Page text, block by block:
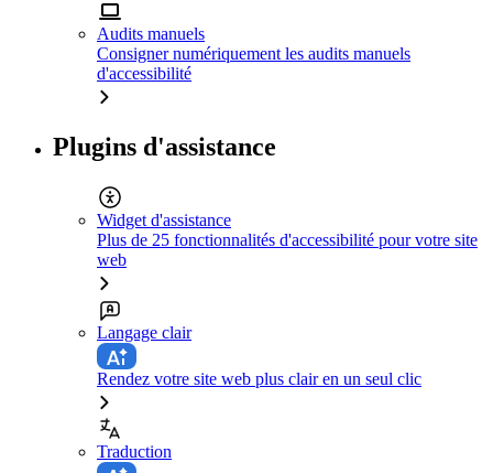
Audits manuels
Consigner numériquement les audits manuels
d'accessibilité
Plugins d'assistance
Widget d'assistance
Plus de 25 fonctionnalités d'accessibilité pour votre site
web
Langage clair
Rendez votre site web plus clair en un seul clic
Traduction